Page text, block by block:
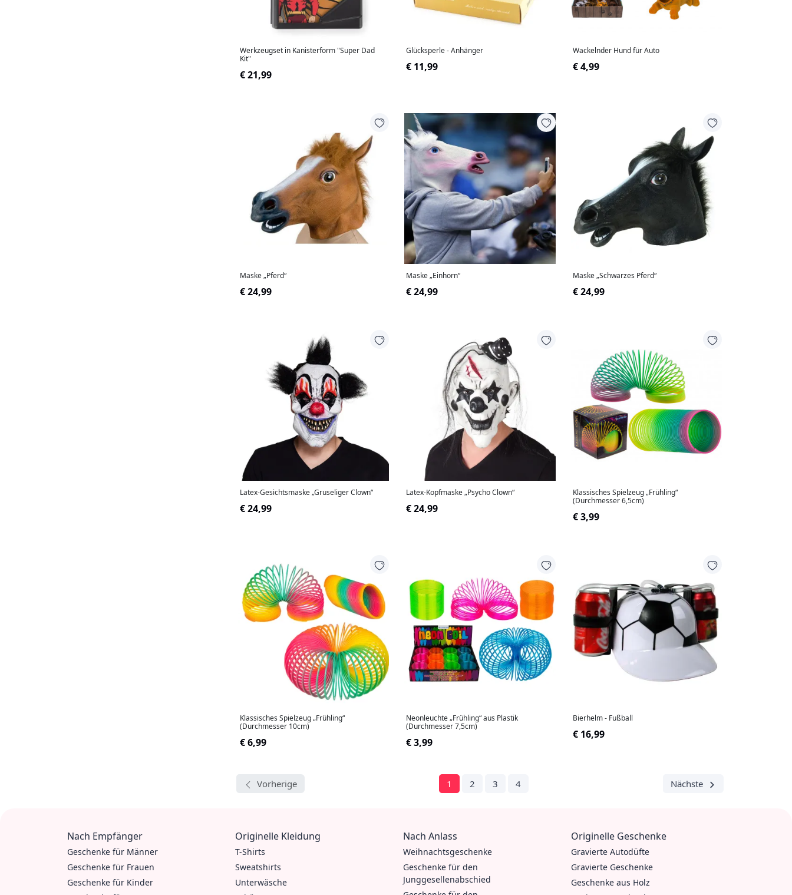
Werkzeugset in Kanisterform "Super Dad
Kit"
€ 21,99
Glücksperle - Anhänger
€ 11,99
Wackelnder Hund für Auto
€ 4,99
Maske „Pferd“
€ 24,99
Maske „Einhorn“
€ 24,99
Maske „Schwarzes Pferd“
€ 24,99
Latex-Gesichtsmaske „Gruseliger Clown“
€ 24,99
Latex-Kopfmaske „Psycho Clown“
€ 24,99
Klassisches Spielzeug „Frühling“
(Durchmesser 6,5cm)
€ 3,99
Klassisches Spielzeug „Frühling“
(Durchmesser 10cm)
€ 6,99
Neonleuchte „Frühling“ aus Plastik
(Durchmesser 7,5cm)
€ 3,99
Bierhelm - Fußball
€ 16,99
Vorherige 1 2 3 4 Nächste
Nach Empfänger
Geschenke für Männer
Geschenke für Frauen
Geschenke für Kinder
Originelle Kleidung
T-Shirts
Sweatshirts
Unterwäsche
Nach Anlass
Weihnachtsgeschenke
Geschenke für den
Junggesellenabschied
Originelle Geschenke
Gravierte Autodüfte
Gravierte Geschenke
Geschenke aus Holz